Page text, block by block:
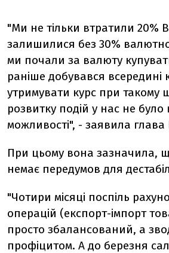
"Ми не тільки втратили 20%
залишилися без 30%
ми почали за валюту
раніше добувався всередині
утримувати курс при такому
розвитку подій у нас не було
можливості", - заявила глава
При цьому вона зазначила,
немає передумов для
"Чотири місяці поспіль
операцій (експорт-імпорт
просто збалансований, а
профіцитом. А до березня